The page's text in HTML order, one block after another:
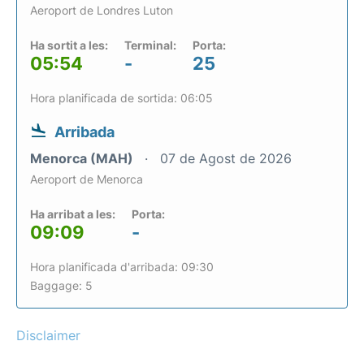
Aeroport de Londres Luton
Ha sortit a les:
05:54
Terminal:
-
Porta:
25
Hora planificada de sortida: 06:05
Arribada
Menorca (MAH) 07 de Agost de 2026
Aeroport de Menorca
Ha arribat a les:
09:09
Porta:
-
Hora planificada d'arribada: 09:30
Baggage: 5
Disclaimer